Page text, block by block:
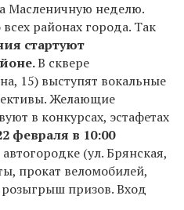
Масленичную неделю.
районах города. Так
стартуют
В сквере
15) выступят вокальные
Желающие
в конкурсах, эстафетах
февраля в 10:00
(ул. Брянская,
прокат веломобилей,
призов. Вход